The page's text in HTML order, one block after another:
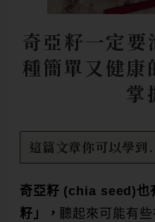
奇亞籽一定
種簡單又健康
掌
這篇文章你可以學到
奇亞籽 (chia seed)也
籽」， 聽起來可能有